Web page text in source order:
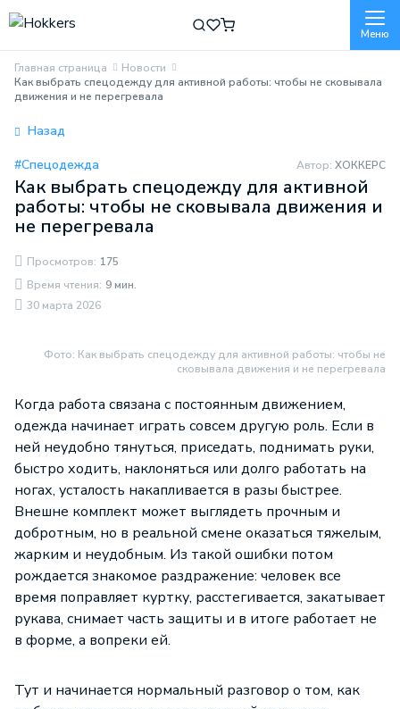
Меню
Главная страница
Новости
Как выбрать спецодежду для активной работы: чтобы не сковывала
движения и не перегревала
Назад
#Спецодежда
Автор: ХОККЕРС
Как выбрать спецодежду для активной
работы: чтобы не сковывала движения и
не перегревала
Просмотров: 175
Время чтения: 9 мин.
30 марта 2026
Фото: Как выбрать спецодежду для активной работы: чтобы не
сковывала движения и не перегревала
Когда работа связана с постоянным движением,
одежда начинает играть совсем другую роль. Если в
ней неудобно тянуться, приседать, поднимать руки,
быстро ходить, наклоняться или долго работать на
ногах, усталость накапливается в разы быстрее.
Внешне комплект может выглядеть прочным и
добротным, но в реальной смене оказаться тяжелым,
жарким и неудобным. Из такой ошибки потом
рождается знакомое раздражение: человек все
время поправляет куртку, расстегивается, закатывает
рукава, снимает часть защиты и в итоге работает не
в форме, а вопреки ей.
Тут и начинается нормальный разговор о том, как